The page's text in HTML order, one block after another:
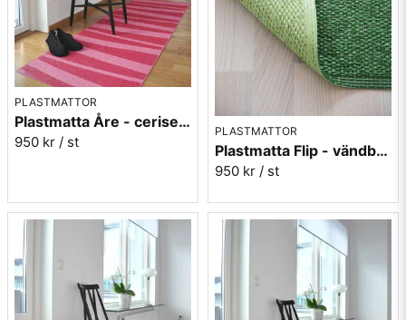
PLASTMATTOR
Plastmatta Åre - cerise/rosa
950 kr / st
PLASTMATTOR
Plastmatta Flip - vändbar grön/ljusgrön
950 kr / st